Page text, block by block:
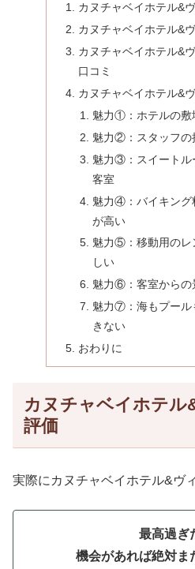
カヌチャベイホテル&
カヌチャベイホテル&
カヌチャベイホテル&
口コミ
カヌチャベイホテル&
魅力①：ホテルの敷
魅力②：スタッフの
魅力③：スイートル
客室
魅力④：バイキング
が高い
魅力⑤：移動用のレ
しい
魅力⑥：客室からの
魅力⑦：海もプール
きない
おわりに
カヌチャベイホテル
評価
実際にカヌチャベイホテル&ヴ
最高過ぎ
機会があれば絶対ま